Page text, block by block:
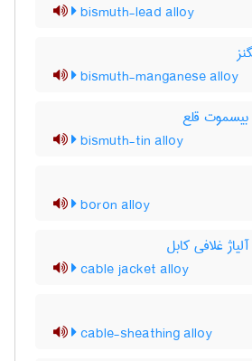
bismuth-lead alloy
bismuth-manganese alloy
بیسموت قلع
bismuth-tin alloy
boron alloy
غلافی کابل
cable jacket alloy
cable-sheathing alloy